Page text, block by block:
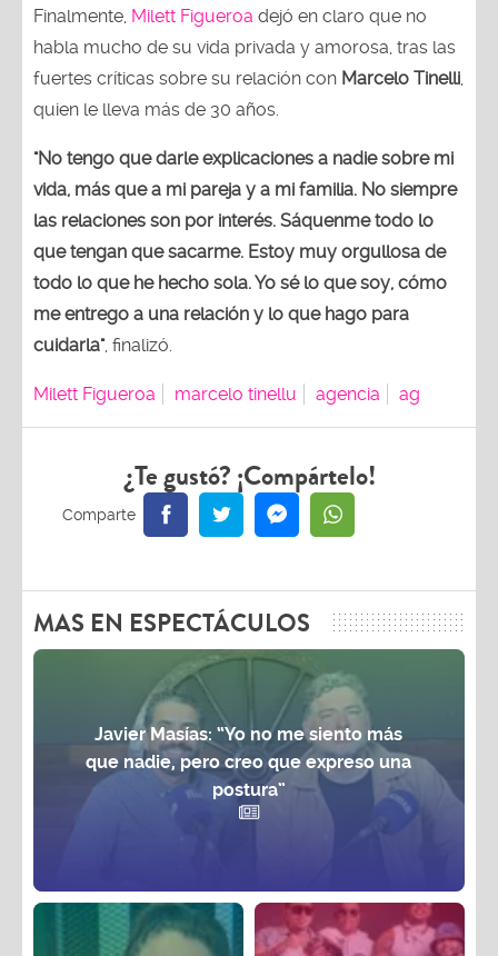
Finalmente, Milett Figueroa dejó en claro que no
habla mucho de su vida privada y amorosa, tras las
fuertes críticas sobre su relación con Marcelo Tinelli
quien le lleva más de 30 años.
"No tengo que darle explicaciones a nadie sobre mi
vida, más que a mi pareja y a mi familia. No siempre
las relaciones son por interés. Sáquenme todo lo
que tengan que sacarme. Estoy muy orgullosa de
todo lo que he hecho sola. Yo sé lo que soy, cómo
me entrego a una relación y lo que hago para
cuidarla", finalizó.
Milett Figueroa marcelo tinellu agencia ag
¿Te gustó? ¡Compártelo!
MAS EN ESPECTÁCULOS
Javier Masías: “Yo no me siento más
que nadie, pero creo que expreso una
postura”